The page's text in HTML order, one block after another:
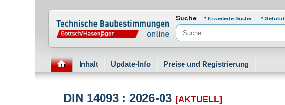
Normenportal Barrierefreiheit
Suche Erweiterte Suche
Inhalt Update-Info Preise und Registrierung
DIN 14093 : 2026-03 [AKTUELL]